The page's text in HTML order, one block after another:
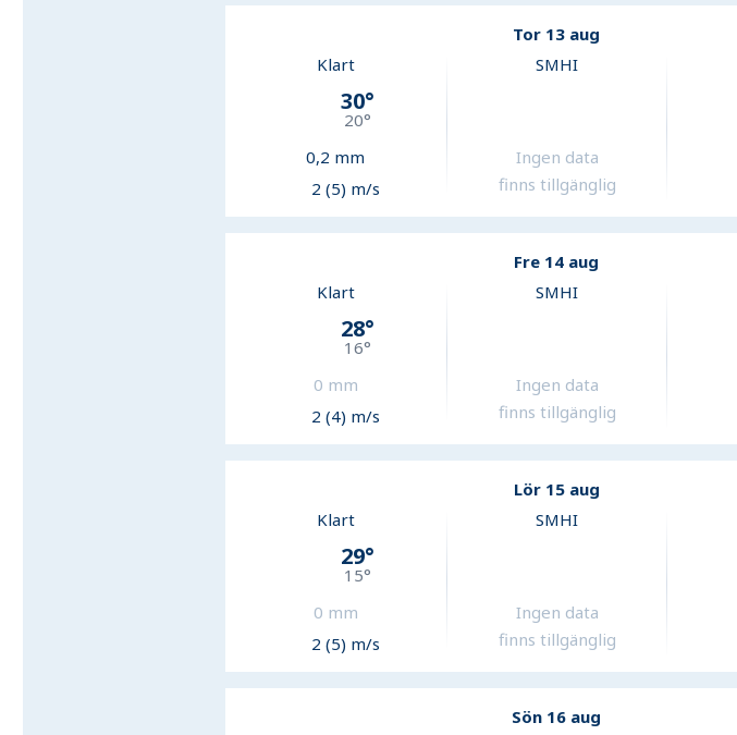
Tor 13 aug
Klart
30°
20°
0,2 mm
2 (5) m/s
SMHI
Ingen data
finns tillgänglig
Fre 14 aug
Klart
28°
16°
0 mm
2 (4) m/s
SMHI
Ingen data
finns tillgänglig
Lör 15 aug
Klart
29°
15°
0 mm
2 (5) m/s
SMHI
Ingen data
finns tillgänglig
Sön 16 aug